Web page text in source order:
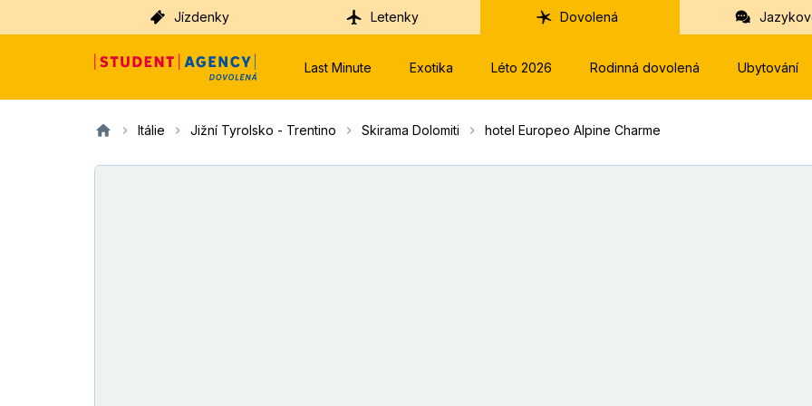
Jízdenky Letenky Dovolená
Last Minute Exotika Léto 2026 Rodinná dovolená Ubytování
Itálie Jižní Tyrolsko - Trentino Skirama Dolomiti hotel Europeo Alpine Charme